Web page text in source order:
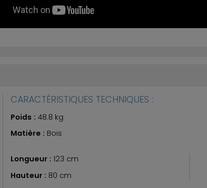
CARACTÉRISTIQUES TECHNIQUES :
Poids : 48.8 kg
Matière : Bois
Longueur : 123 cm
Hauteur : 80 cm